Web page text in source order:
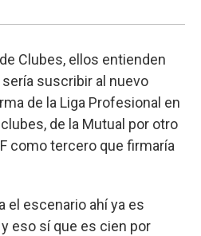
Clubes, ellos entienden
suscribir al nuevo
de la Liga Profesional en
de la Mutual por otro
como tercero que firmaría
el escenario ahí ya es
eso sí que es cien por